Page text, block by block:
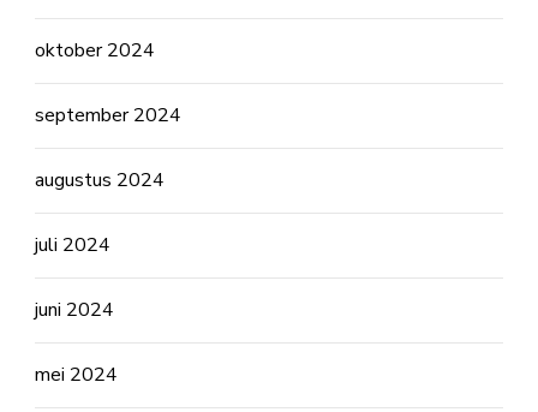
oktober 2024
september 2024
augustus 2024
juli 2024
juni 2024
mei 2024